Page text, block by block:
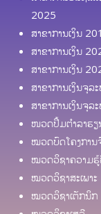
2025
ສາຂາການເງິນ
ສາຂາການເງິນ
ສາຂາການເງິນ
ສາຂາການເງິນຈຸ
ສາຂາການເງິນຈຸ
ໜວດປຶ້ມຕຳລາຮຽ
ໝວດບົດໂຄງການ
ໝວດວິຊາຄວາມ
ໝວດວິຊາສະເພາະ
ໝວດວິຊາເຕັກນິກ